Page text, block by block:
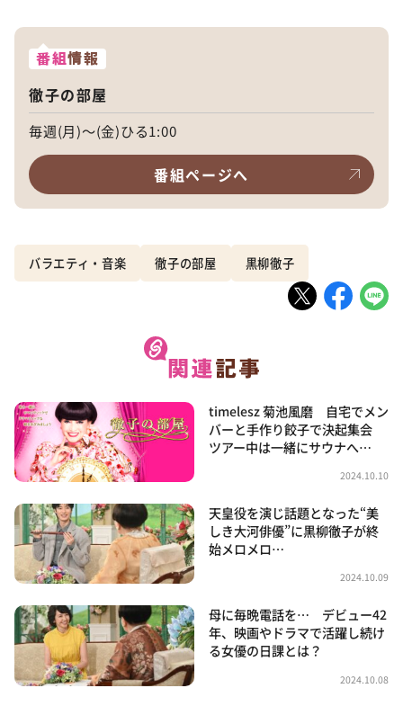
番組情報
徹子の部屋
毎週(月)～(金)ひる1:00
番組ページへ
バラエティ・音楽 徹子の部屋 黒柳徹子
timelesz 菊池風磨 自宅でメン
バーと手作り餃子で決起集会
ツアー中は一緒にサウナへ…
2024.10.10
天皇役を演じ話題となった“美
しき大河俳優”に黒柳徹子が終
始メロメロ…
2024.10.09
母に毎晩電話を… デビュー42
年、映画やドラマで活躍し続け
る女優の日課とは？
2024.10.08